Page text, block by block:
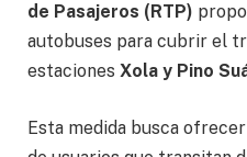
de Pasajeros (RTP)
autobuses para cubrir el
estaciones Xola y Pino
Esta medida busca